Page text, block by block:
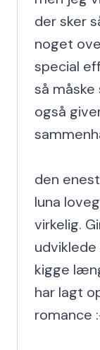
der sker
noget
special
så måske
også
den
luna
virkelig.
udviklede
kigge
har lagt
romance